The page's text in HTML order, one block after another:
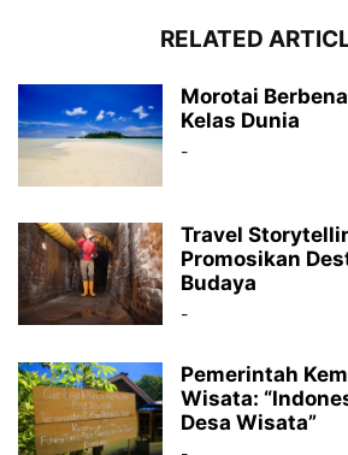
RELATED
Morotai
Kelas Dunia
-
Travel
Promosikan
Budaya
-
Pemerintah
Wisata:
Desa Wisata”